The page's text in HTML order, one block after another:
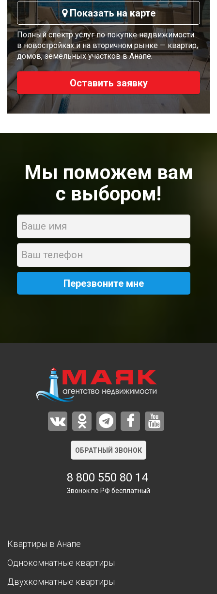
Показать на карте
Полный спектр услуг по покупке недвижимости
в новостройках и на вторичном рынке — квартир,
домов, земельных участков в Анапе.
Оставить заявку
Мы поможем вам
с выбором!
Name
Phone
ОБРАТНЫЙ ЗВОНОК
8 800 550 80 14
Звонок по РФ бесплатный
Квартиры в Анапе
Однокомнатные квартиры
Двухкомнатные квартиры